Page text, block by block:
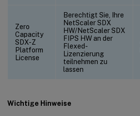
Zero
Capacity
SDX-Z
Platform
License
Berechtigt Sie, Ihre
NetScaler SDX
HW/NetScaler SDX
FIPS HW an der
Flexed-
Lizenzierung
teilnehmen zu
lassen
Wichtige Hinweise